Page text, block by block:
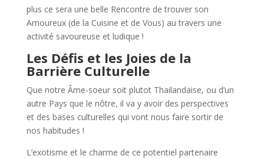
plus ce sera une belle Rencontre de trouver son
Amoureux (de la Cuisine et de Vous) au travers une
activité savoureuse et ludique !
Les Défis et les Joies de la
Barrière Culturelle
Que notre Âme-soeur soit plutot Thailandaise, ou d’un
autre Pays que le nôtre, il va y avoir des perspectives
et des bases culturelles qui vont nous faire sortir de
nos habitudes !
L’exotisme et le charme de ce potentiel partenaire